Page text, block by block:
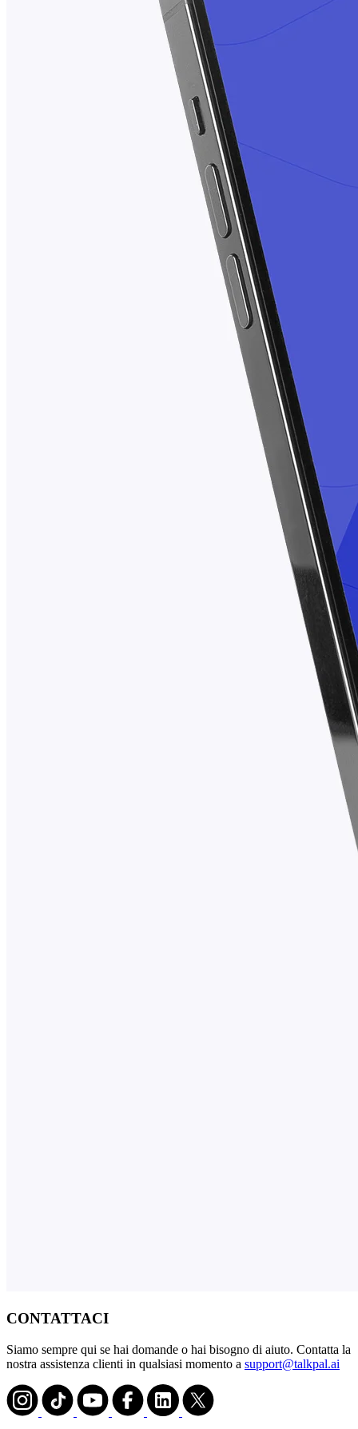
CONTATTACI
Siamo sempre qui se hai domande o hai bisogno di aiuto. Contatta la
nostra assistenza clienti in qualsiasi momento a support@talkpal.ai